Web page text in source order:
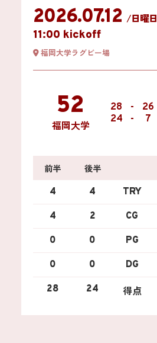
2026.07.12 /日曜日
11:00 kickoff
福岡大学ラグビー場
52
福岡大学
28 -
26
24
- 7
前半 後半
4 4 TRY
4 2 CG
0 0 PG
0 0 DG
28 24 得点